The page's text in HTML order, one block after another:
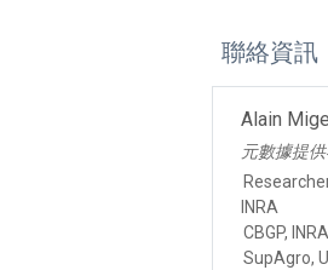
聯絡資訊
Alain
元數據提
INRA
CBGP,
SupAgro,